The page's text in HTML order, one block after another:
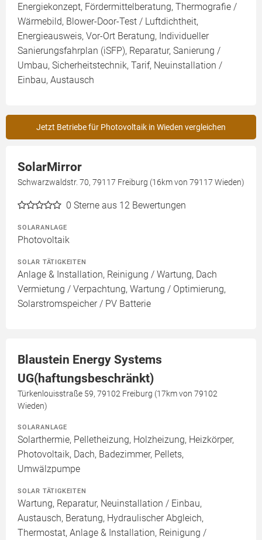
Energiekonzept, Fördermittelberatung, Thermografie /
Wärmebild, Blower-Door-Test / Luftdichtheit,
Energieausweis, Vor-Ort Beratung, Individueller
Sanierungsfahrplan (iSFP), Reparatur, Sanierung /
Umbau, Sicherheitstechnik, Tarif, Neuinstallation /
Einbau, Austausch
Jetzt Betriebe für Photovoltaik in Wieden vergleichen
SolarMirror
Schwarzwaldstr. 70, 79117 Freiburg (16km von 79117 Wieden)
0 Sterne aus 12 Bewertungen
SOLARANLAGE
Photovoltaik
SOLAR TÄTIGKEITEN
Anlage & Installation, Reinigung / Wartung, Dach
Vermietung / Verpachtung, Wartung / Optimierung,
Solarstromspeicher / PV Batterie
Blaustein Energy Systems
UG(haftungsbeschränkt)
Türkenlouisstraße 59, 79102 Freiburg (17km von 79102
Wieden)
SOLARANLAGE
Solarthermie, Pelletheizung, Holzheizung, Heizkörper,
Photovoltaik, Dach, Badezimmer, Pellets,
Umwälzpumpe
SOLAR TÄTIGKEITEN
Wartung, Reparatur, Neuinstallation / Einbau,
Austausch, Beratung, Hydraulischer Abgleich,
Thermostat, Anlage & Installation, Reinigung /